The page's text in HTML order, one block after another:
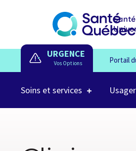
URGENCE
Portail
Soins et services